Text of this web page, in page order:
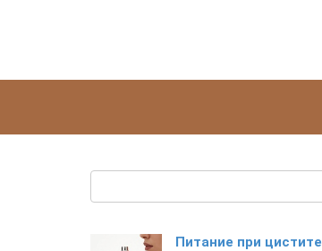
Питание при цистите